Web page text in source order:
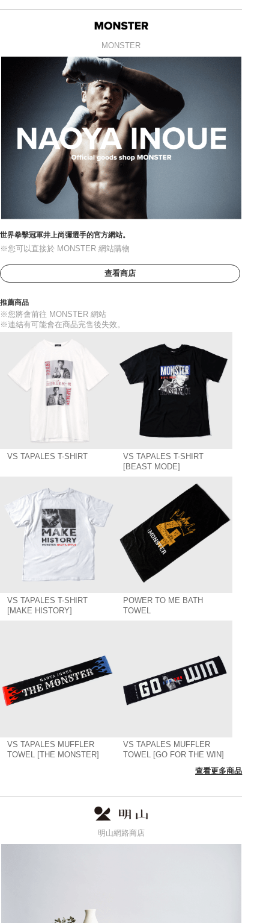
MONSTER
世界拳擊冠軍井上尚彌選手的官方網站。
※您可以直接於 MONSTER 網站購物
查看商店
推薦商品
※您將會前往 MONSTER 網站
※連結有可能會在商品完售後失效。
VS TAPALES T-SHIRT
VS TAPALES T-SHIRT
[BEAST MODE]
VS TAPALES T-SHIRT
[MAKE HISTORY]
POWER TO ME BATH
TOWEL
VS TAPALES MUFFLER
TOWEL [THE MONSTER]
VS TAPALES MUFFLER
TOWEL [GO FOR THE WIN]
查看更多商品
明山網路商店